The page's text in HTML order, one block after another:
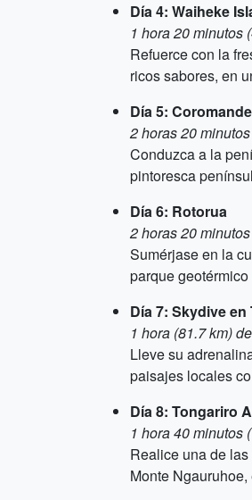
Día 4: Waiheke
1 hora 20 minutos
Refuerce con la
ricos sabores, en
Día 5:
2 horas 20
Conduzca a la
pintoresca
Día 6: Rotorua
2 horas 20
Sumérjase en la
parque
Día 7: Skydive en
1 hora (81.7 km)
Lleve su
paisajes locales
Día 8: Tongariro
1 hora 40 minutos
Realice una de
Monte